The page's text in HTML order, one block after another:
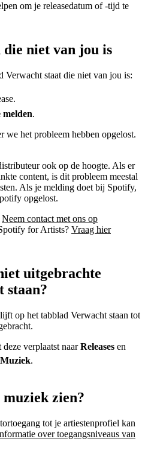
om je releasedatum of -tijd te
die niet van jou is
Verwacht staat die niet van jou is:
melden.
we het probleem hebben opgelost.
ook op de hoogte. Als er
content, is dit probleem meestal
Als je melding doet bij Spotify,
opgelost.
Neem contact met ons op
for Artists? Vraag hier
uitgebrachte
staan?
op het tabblad Verwacht staan tot
verplaatst naarReleases en
Muziek.
zien?
tot je artiestenprofiel kan
over toegangsniveaus van